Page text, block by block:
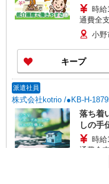
時
通費全
小
キープ
派遣社員
株式会社kotrio /●KB-H-
落ち着
しの手
時
通費全
小